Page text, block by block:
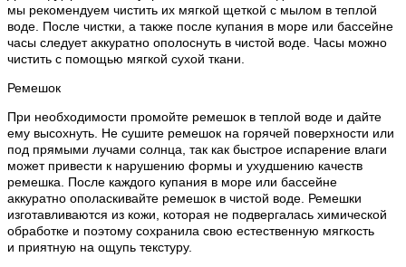
мы рекомендуем чистить их мягкой щеткой с мылом в теплой
воде. После чистки, а также после купания в море или бассейне
часы следует аккуратно ополоснуть в чистой воде. Часы можно
чистить с помощью мягкой сухой ткани.
Ремешок
При необходимости промойте ремешок в теплой воде и дайте
ему высохнуть. Не сушите ремешок на горячей поверхности или
под прямыми лучами солнца, так как быстрое испарение влаги
может привести к нарушению формы и ухудшению качеств
ремешка. После каждого купания в море или бассейне
аккуратно ополаскивайте ремешок в чистой воде. Ремешки
изготавливаются из кожи, которая не подвергалась химической
обработке и поэтому сохранила свою естественную мягкость
и приятную на ощупь текстуру.